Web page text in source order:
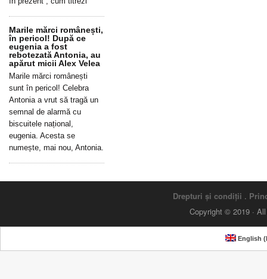
Marile mărci românești,
în pericol! După ce
eugenia a fost
rebotezată Antonia, au
apărut micii Alex Velea
Marile mărci românești
sunt în pericol! Celebra
Antonia a vrut să tragă un
semnal de alarmă cu
biscuitele național,
eugenia. Acesta se
numește, mai nou, Antonia.
Drepturi și condiții .
Copyright © 2019 ·
English (